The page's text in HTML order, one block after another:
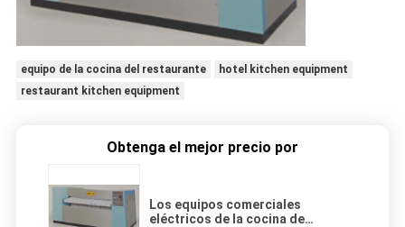
equipo de la cocina del restaurante
hotel kitchen equipment
restaurant kitchen equipment
Obtenga el mejor precio por
Los equipos comerciales
eléctricos de la cocina de